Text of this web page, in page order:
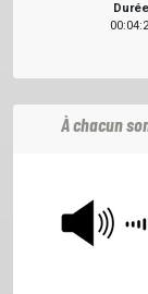
À chacun